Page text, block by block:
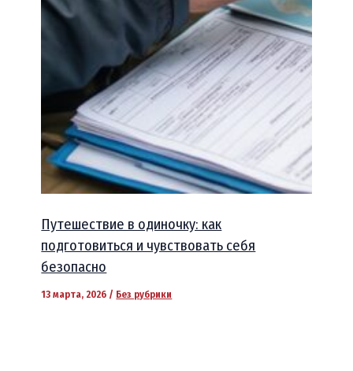
Путешествие в одиночку: как
подготовиться и чувствовать себя
безопасно
13 марта, 2026 / Без рубрики